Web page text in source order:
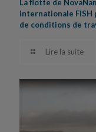
La flotte de
internationale FISH
de conditions de
Lire la suite